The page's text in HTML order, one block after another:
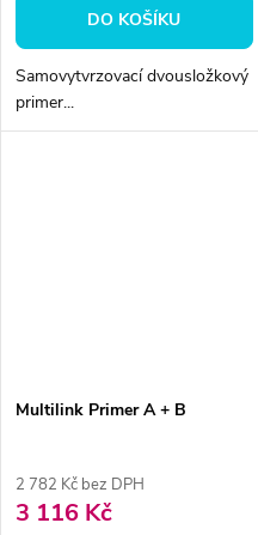
DO KOŠÍKU
Samovytvrzovací dvousložkový
primer...
Multilink Primer A + B
2 782 Kč bez DPH
3 116 Kč